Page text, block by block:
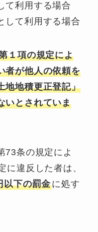
て利用する場合
て利用する場合
１項の規定によ
者が他人の依頼を
地地積更正登記」
いとされていま
73条の規定によ
に違反した者は、
以下の罰金に処す